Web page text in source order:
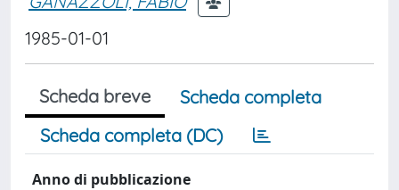
1985-01-01
Scheda breve
Scheda completa
Scheda completa (DC)
Anno di pubblicazione